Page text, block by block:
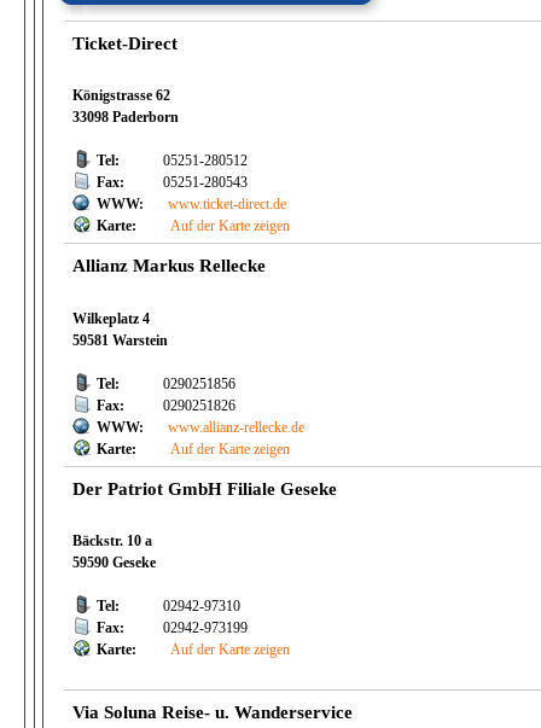
Ticket-Direct
Königstrasse 62
33098 Paderborn
Tel:
05251-280512
Fax:
05251-280543
WWW:
www.ticket-direct.de
Karte:
Auf der Karte zeigen
Allianz Markus Rellecke
Wilkeplatz 4
59581 Warstein
Tel:
0290251856
Fax:
0290251826
WWW:
www.allianz-rellecke.de
Karte:
Auf der Karte zeigen
Der Patriot GmbH Filiale Geseke
Bäckstr. 10 a
59590 Geseke
Tel:
02942-97310
Fax:
02942-973199
Karte:
Auf der Karte zeigen
Via Soluna Reise- u. Wanderservice